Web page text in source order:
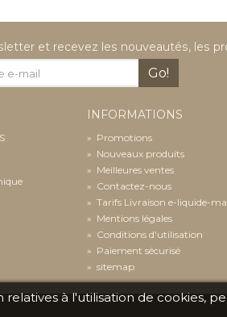
et recevez les nouveautés, les
Go!
INFORMATIONS
» Promotions
» Nouveaux produits
» Meilleures ventes
» Contactez-nous
» Tarifs Livraison e-liquide-
» Mentions légales
» Conditions d'utilisation
» Paiement sécurisé
» sitemap
à l'utilisation de cookies,